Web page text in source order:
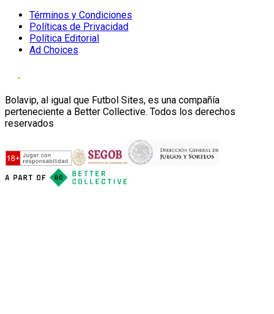
Términos y Condiciones
Políticas de Privacidad
Política Editorial
Ad Choices
Bolavip, al igual que Futbol Sites, es una compañía
perteneciente a Better Collective. Todos los derechos
reservados